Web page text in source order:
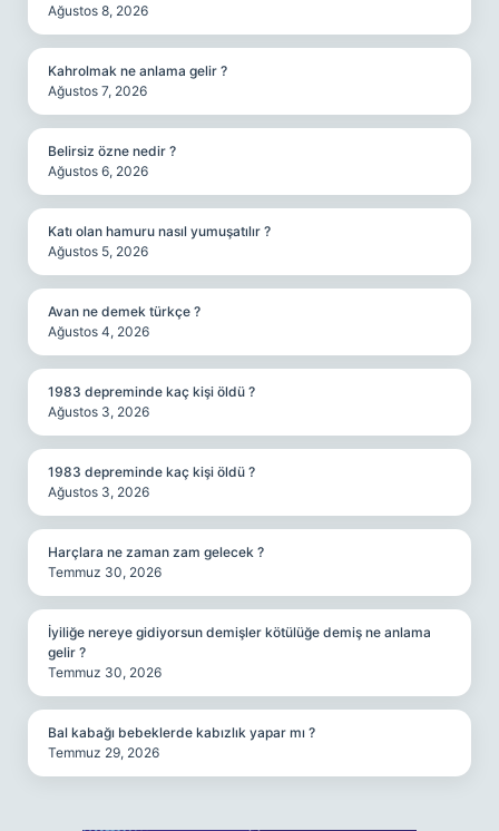
Ağustos 8, 2026
Kahrolmak ne anlama gelir ?
Ağustos 7, 2026
Belirsiz özne nedir ?
Ağustos 6, 2026
Katı olan hamuru nasıl yumuşatılır ?
Ağustos 5, 2026
Avan ne demek türkçe ?
Ağustos 4, 2026
1983 depreminde kaç kişi öldü ?
Ağustos 3, 2026
1983 depreminde kaç kişi öldü ?
Ağustos 3, 2026
Harçlara ne zaman zam gelecek ?
Temmuz 30, 2026
İyiliğe nereye gidiyorsun demişler kötülüğe demiş ne anlama
gelir ?
Temmuz 30, 2026
Bal kabağı bebeklerde kabızlık yapar mı ?
Temmuz 29, 2026